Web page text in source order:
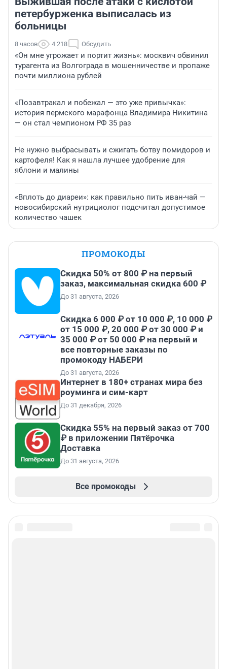
петербурженка выписалась из
больницы
8 часов 4 218 Обсудить
«Он мне угрожает и портит жизнь»: москвич обвинил
турагента из Волгограда в мошенничестве и пропаже
почти миллиона рублей
«Позавтракал и побежал — это уже привычка»:
история пермского марафонца Владимира Никитина
— он стал чемпионом РФ 35 раз
Не нужно выбрасывать и сжигать ботву помидоров и
картофеля! Как я нашла лучшее удобрение для
яблони и малины
«Вплоть до диареи»: как правильно пить иван-чай —
новосибирский нутрициолог подсчитал допустимое
количество чашек
ПРОМОКОДЫ
Скидка 50% от 800 ₽ на первый
заказ, максимальная скидка 600 ₽
До 31 августа, 2026
Скидка 6 000 ₽ от 10 000 ₽, 10 000 ₽
от 15 000 ₽, 20 000 ₽ от 30 000 ₽ и
35 000 ₽ от 50 000 ₽ на первый и
все повторные заказы по
промокоду НАБЕРИ
До 31 августа, 2026
Интернет в 180+ странах мира без
роуминга и сим-карт
До 31 декабря, 2026
Скидка 55% на первый заказ от 700
₽ в приложении Пятёрочка
Доставка
До 31 августа, 2026
Все промокоды